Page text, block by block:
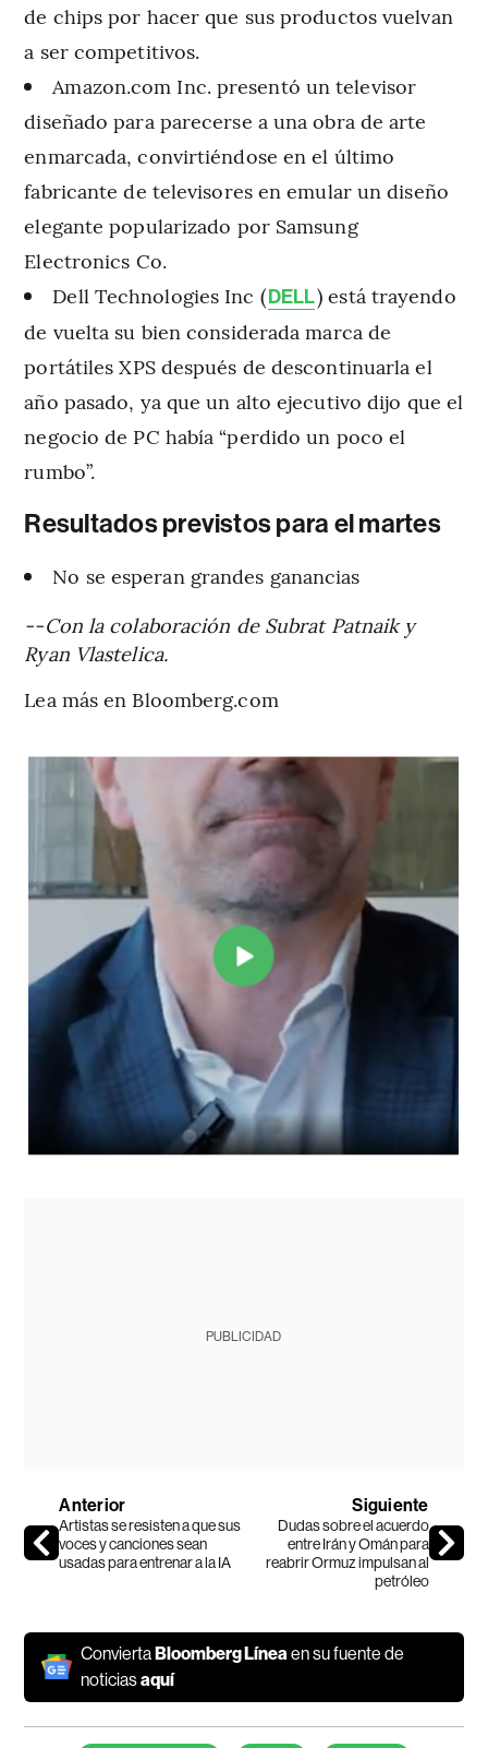
de chips por hacer que sus productos vuelvan
a ser competitivos.
Amazon.com Inc. presentó un televisor
diseñado para parecerse a una obra de arte
enmarcada, convirtiéndose en el último
fabricante de televisores en emular un diseño
elegante popularizado por Samsung
Electronics Co.
Dell Technologies Inc (DELL) está trayendo
de vuelta su bien considerada marca de
portátiles XPS después de descontinuarla el
año pasado, ya que un alto ejecutivo dijo que el
negocio de PC había “perdido un poco el
rumbo”.
Resultados previstos para el martes
No se esperan grandes ganancias
--Con la colaboración de Subrat Patnaik y
Ryan Vlastelica.
Lea más en Bloomberg.com
PUBLICIDAD
Anterior
Artistas se resisten a que sus
voces y canciones sean
usadas para entrenar a la IA
Siguiente
Dudas sobre el acuerdo
entre Irán y Omán para
reabrir Ormuz impulsan al
petróleo
ConviertaBloomberg Línea en su fuente de
noticiasaquí